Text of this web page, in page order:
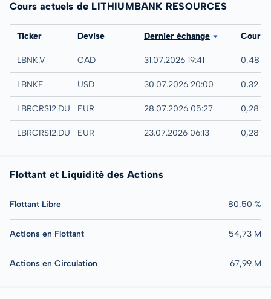
Cours actuels de LITHIUMBANK RESOURCES
Bourse
Ticker Devise Dernier échange Cours
TSX-V
LBNK.V CAD 31.07.2026 19:41 0,48
UTC
LBNKF USD 30.07.2026 20:00 0,32
Quotrix
LBRCRS12.DUSDEUR 28.07.2026 05:27 0,28
Düsseldorf
LBRCRS12.DUSBEUR 23.07.2026 06:13 0,28
Flottant et Liquidité des Actions
Flottant Libre 80,50 %
Actions en Flottant 54,73 M
Actions en Circulation 67,99 M